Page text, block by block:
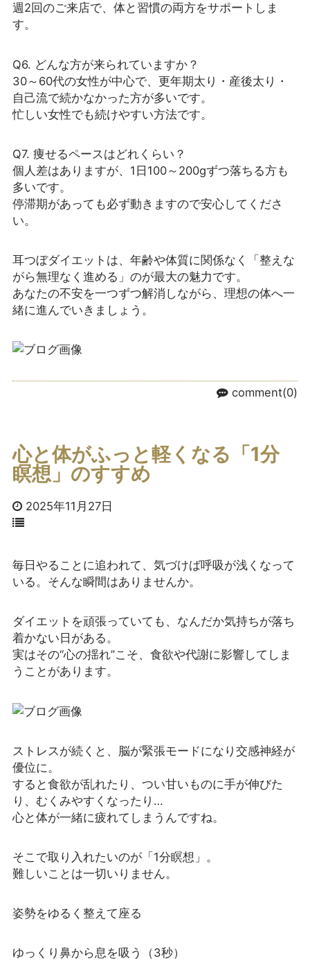
週2回のご来店で、体と習慣の両方をサポートしま
す。
Q6. どんな方が来られていますか？
30～60代の女性が中心で、更年期太り・産後太り・
自己流で続かなかった方が多いです。
忙しい女性でも続けやすい方法です。
Q7. 痩せるペースはどれくらい？
個人差はありますが、1日100～200gずつ落ちる方も
多いです。
停滞期があっても必ず動きますので安心してくださ
い。
耳つぼダイエットは、年齢や体質に関係なく「整えな
がら無理なく進める」のが最大の魅力です。
あなたの不安を一つずつ解消しながら、理想の体へ一
緒に進んでいきましょう。
comment(0)
心と体がふっと軽くなる「1分
瞑想」のすすめ
2025年11月27日
毎日やることに追われて、気づけば呼吸が浅くなって
いる。そんな瞬間はありませんか。
ダイエットを頑張っていても、なんだか気持ちが落ち
着かない日がある。
実はその“心の揺れ”こそ、食欲や代謝に影響してしま
うことがあります。
ストレスが続くと、脳が緊張モードになり交感神経が
優位に。
すると食欲が乱れたり、つい甘いものに手が伸びた
り、むくみやすくなったり…
心と体が一緒に疲れてしまうんですね。
そこで取り入れたいのが「1分瞑想」。
難しいことは一切いりません。
姿勢をゆるく整えて座る
ゆっくり鼻から息を吸う（3秒）